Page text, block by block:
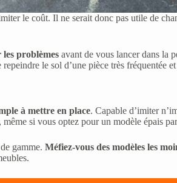
le coût. Il ne serait donc pas utile de
problèmes avant de vous lancer dans la
le sol d’une pièce très fréquentée
à mettre en place. Capable d’imiter
si vous optez pour un modèle épais
gamme. Méfiez-vous des modèles les